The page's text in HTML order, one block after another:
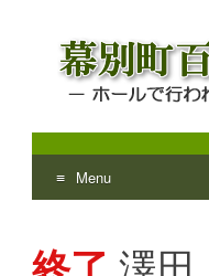
幕別町
ホールで行われる
Menu
content